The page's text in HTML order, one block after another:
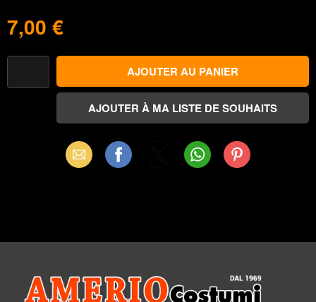
7,00 €
Email Facebook WhatsAppPinterest